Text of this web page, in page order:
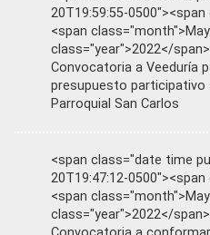
20T19:59:55-
<span
class="year">2022</
Convocatoria a Veeduría
presupuesto participativo
Parroquial San Carlos
<span class="date time
20T19:47:12-
<span
class="year">2022</